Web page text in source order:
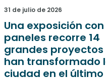
31 de julio de 2026
El Ayuntamiento
64.000 euros
la factura de la luz
Palacio de
del Pabellón de El